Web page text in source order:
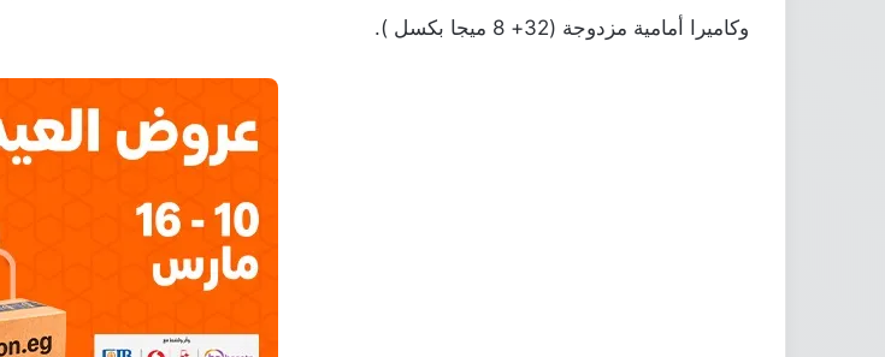
وكاميرا أمامية مزدوجة (32+ 8 ميجا بكسل ).